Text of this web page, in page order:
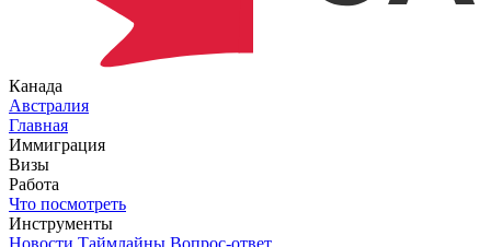
Канада
Австралия
Главная
Иммиграция
Визы
Работа
Что посмотреть
Инструменты
Новости Таймлайны Вопрос-ответ